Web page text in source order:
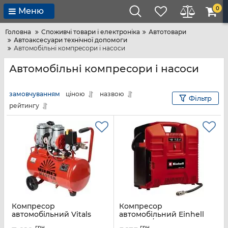
Меню 0
Головна Споживчі товари і електроніка
Автотовари
Автоаксесуари технічної допомоги
Автомобільні компресори і насоси
Автомобільні компресори і насоси
замовчуванням ціною
назвою
рейтингу
Фільтр
Компресор
автомобільний Vitals
Компресор
автомобільний Einhell
TE-AC 36/8 Li OF Set-Solo